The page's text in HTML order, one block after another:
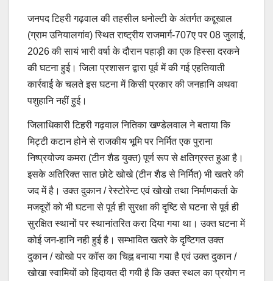
जनपद टिहरी गढ़वाल की तहसील धनोल्टी के अंतर्गत कद्दूखाल
(ग्राम उनियालगांव) स्थित राष्ट्रीय राजमार्ग-707ए पर 08 जुलाई,
2026 की सायं भारी वर्षा के दौरान पहाड़ी का एक हिस्सा दरकने
की घटना हुई। जिला प्रशासन द्वारा पूर्व में की गई एहतियाती
कार्रवाई के चलते इस घटना में किसी प्रकार की जनहानि अथवा
पशुहानि नहीं हुई।
जिलाधिकारी टिहरी गढ़वाल नितिका खण्डेलवाल ने बताया कि
मिट्टी कटान होने से राजकीय भूमि पर निर्मित एक पुराना
निष्प्रयोज्य कमरा (टीन शैड युक्त) पूर्ण रूप से क्षतिग्रस्त हुआ है।
इसके अतिरिक्त सात छोटे खोखे (टीन शैड से निर्मित) भी खतरे की
जद में है। उक्त दुकान / रेस्टोरेन्ट एवं खोखो तथा निर्माणकर्ता के
मजदूरों को भी घटना से पूर्व ही सुरक्षा की दृष्टि से घटना से पूर्व ही
सुरक्षित स्थानों पर स्थानांतरित करा दिया गया था। उक्त घटना में
कोई जन-हानि नही हुई है। सम्भावित खतरे के दृष्टिगत उक्त
दुकान / खोखो पर कॉस का चिह्न बनाया गया है एवं उक्त दुकान /
खोखा स्वामियों को हिदायत दी गयी है कि उक्त स्थल का प्रयोग न